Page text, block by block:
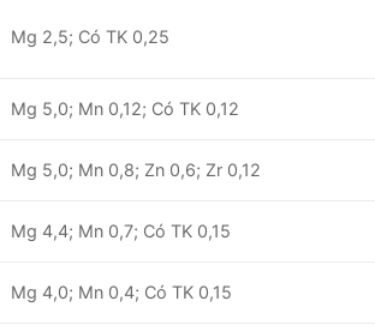
Mg 2,5; Có TK 0,25
Mg 5,0; Mn 0,12; Có TK 0,12
Mg 5,0; Mn 0,8; Zn 0,6; Zr 0,12
Mg 4,4; Mn 0,7; Có TK 0,15
Mg 4,0; Mn 0,4; Có TK 0,15